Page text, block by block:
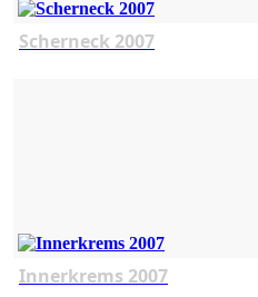
Scherneck 2007
Innerkrems 2007